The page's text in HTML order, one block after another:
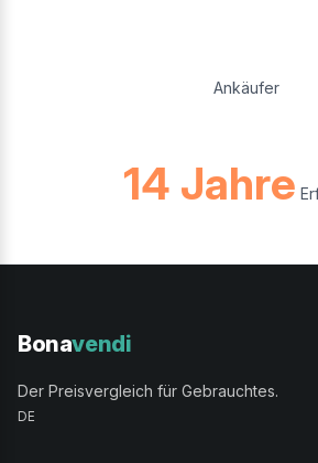
Ankäufer
14 Jahre
Bonavendi
Der Preisvergleich für Gebrauchtes.
DE